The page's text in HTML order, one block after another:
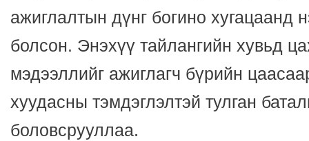
ажиглалтын дүнг богино хугацаанд
болсон. Энэхүү тайлангийн хувьд
мэдээллийг ажиглагч бүрийн
хуудасны тэмдэглэлтэй тулган
боловсрууллаа.